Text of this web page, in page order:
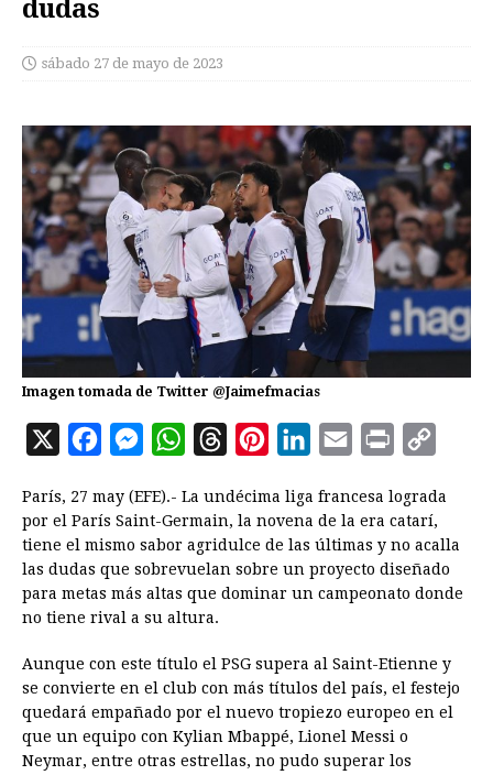
sábado 27 de mayo de 2023
Imagen tomada de Twitter @Jaimefmacias
X
c
e
b
o
k
M
s
s
e
n
e
W
a
t
s
A
p
r
e
a
d
n
t
e
r
s
n
k
e
d
n
a
i
l
i
n
t
p
y
L
i
k
París, 27 may (EFE).- La undécima liga francesa lograda
por el París Saint-Germain, la novena de la era catarí,
tiene el mismo sabor agridulce de las últimas y no acalla
las dudas que sobrevuelan sobre un proyecto diseñado
para metas más altas que dominar un campeonato donde
no tiene rival a su altura.
Aunque con este título el PSG supera al Saint-Etienne y
se convierte en el club con más títulos del país, el festejo
quedará empañado por el nuevo tropiezo europeo en el
que un equipo con Kylian Mbappé, Lionel Messi o
Neymar, entre otras estrellas, no pudo superar los